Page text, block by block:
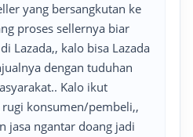
yang bersangkutan ke
proses sellernya biar
Lazada,, kalo bisa Lazada
dengan tuduhan
Kalo ikut
konsumen/pembeli,,
jasa ngantar doang jadi